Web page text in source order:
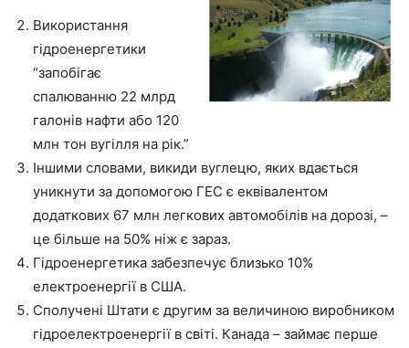
Використання
гідроенергетики
“запобігає
спалюванню 22 млрд
галонів нафти або 120
млн тон вугілля на рік.”
Іншими словами, викиди вуглецю, яких вдається
уникнути за допомогою ГЕС є еквівалентом
додаткових 67 млн легкових автомобілів на дорозі, –
це більше на 50% ніж є зараз.
Гідроенергетика забезпечує близько 10%
електроенергії в США.
Сполучені Штати є другим за величиною виробником
гідроелектроенергії в світі. Канада – займає перше